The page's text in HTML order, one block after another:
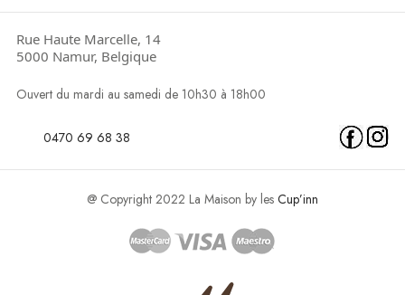
Rue Haute Marcelle, 14
5000 Namur, Belgique
Ouvert du mardi au samedi de 10h30 à 18h00
0470 69 68 38
@ Copyright 2022 La Maison by les Cup’inn